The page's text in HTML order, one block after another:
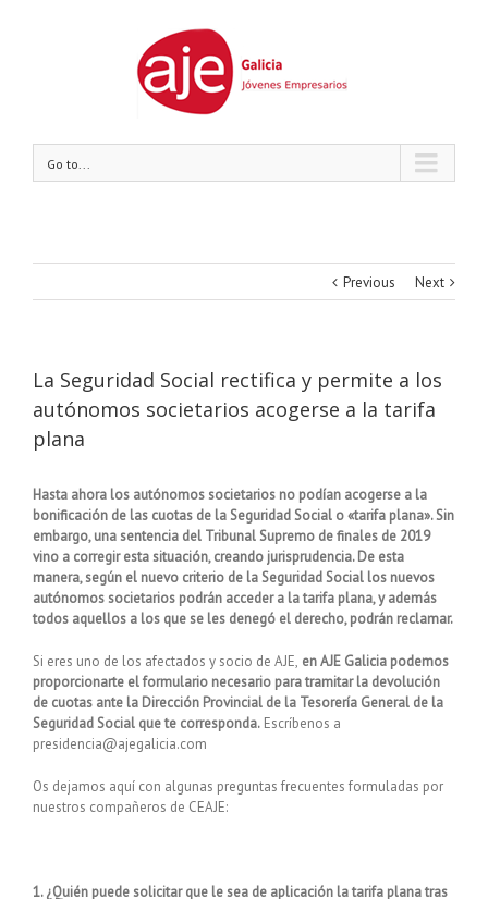
Go to...
Previous Next
La Seguridad Social rectifica y permite a los
autónomos societarios acogerse a la tarifa
plana
Hasta ahora los autónomos societarios no podían acogerse a la
bonificación de las cuotas de la Seguridad Social o «tarifa plana». Sin
embargo, una sentencia del Tribunal Supremo de finales de 2019
vino a corregir esta situación, creando jurisprudencia. De esta
manera, según el nuevo criterio de la Seguridad Social los nuevos
autónomos societarios podrán acceder a la tarifa plana, y además
todos aquellos a los que se les denegó el derecho, podrán reclamar.
Si eres uno de los afectados y socio de AJE, en AJE Galicia podemos
proporcionarte el formulario necesario para tramitar la devolución
de cuotas ante la Dirección Provincial de la Tesorería General de la
Seguridad Social que te corresponda. Escríbenos a
presidencia@ajegalicia.com
Os dejamos aquí con algunas preguntas frecuentes formuladas por
nuestros compañeros de CEAJE:
1. ¿Quién puede solicitar que le sea de aplicación la tarifa plana tras